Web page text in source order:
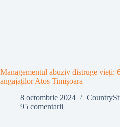
Managementul abuziv distruge vieți:
angajaților Atos Timișoara
8 octombrie 2024
95 comentarii